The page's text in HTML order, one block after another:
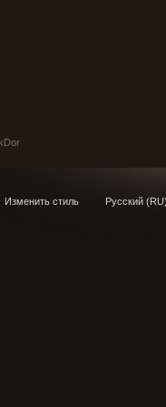
Изменить стиль Русский